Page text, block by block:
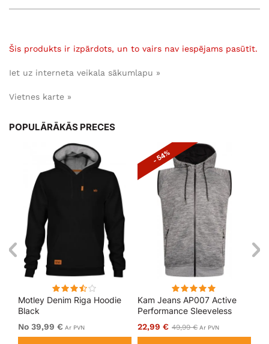
Šis produkts ir izpārdots, un to vairs nav iespējams pasūtīt.
Iet uz interneta veikala sākumlapu »
Vietnes karte »
POPULĀRĀKĀS PRECES
Motley Denim Riga Hoodie
Black
No 39,99 € Ar PVN
Kam Jeans AP007 Active
Performance Sleeveless
Hoody Grey
- 54%
22,99 € 49,99 € Ar PVN